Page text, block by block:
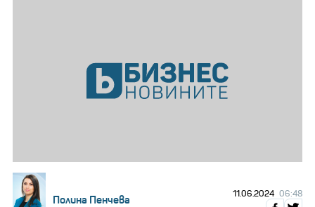
Полина Пенчева 11.06.2024 06:48